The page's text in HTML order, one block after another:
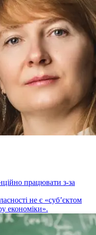
працювати з-за
не є «суб’єктом
економіки».